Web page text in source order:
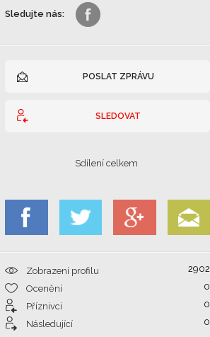
Sledujte nás:
POSLAT ZPRÁVU
SLEDOVAT
Sdílení celkem
Zobrazení profilu
2902
Ocenění
0
Příznivci
0
Následující
0